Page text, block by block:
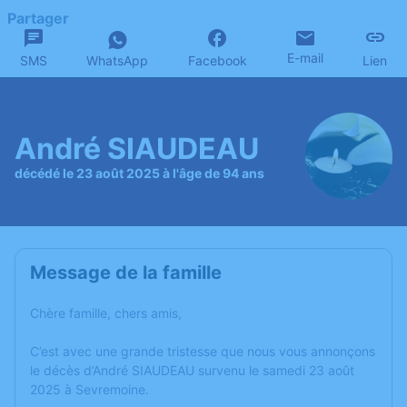
Partager
SMS WhatsApp Facebook E-mail Lien
André SIAUDEAU
décédé le 23 août 2025 à l'âge de 94 ans
Message de la famille
Chère famille, chers amis,
C’est avec une grande tristesse que nous vous annonçons
le décès d’André SIAUDEAU survenu le samedi 23 août
2025 à Sevremoine.